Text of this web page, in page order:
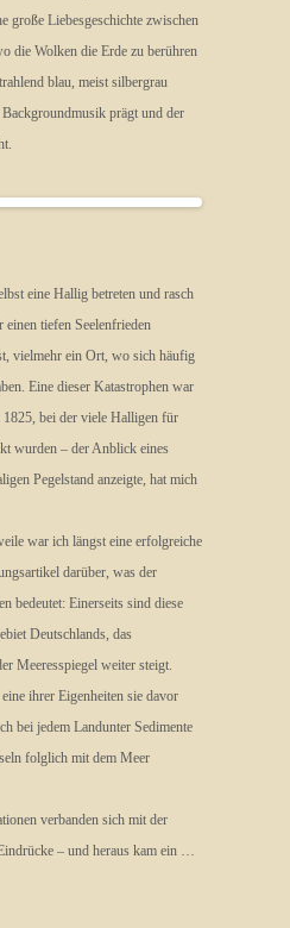
große Liebesgeschichte zwischen
die Wolken die Erde zu berühren
blau, meist silbergrau
prägt und der
eine Hallig betreten und rasch
tiefen Seelenfrieden
vielmehr ein Ort, wo sich häufig
Eine dieser Katastrophen war
bei der viele Halligen für
wurden – der Anblick eines
Pegelstand anzeigte, hat mich
war ich längst eine erfolgreiche
darüber, was der
bedeutet: Einerseits sind diese
Deutschlands, das
Meeresspiegel weiter steigt.
ihrer Eigenheiten sie davor
bei jedem Landunter Sedimente
folglich mit dem Meer
verbanden sich mit der
– und heraus kam ein …